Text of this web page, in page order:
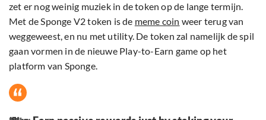
zet er nog weinig muziek in de token op de lange termijn.
Met de Sponge V2 token is de meme coin weer terug van
weggeweest, en nu met utility. De token zal namelijk de spil
gaan vormen in de nieuwe Play-to-Earn game op het
platform van Sponge.